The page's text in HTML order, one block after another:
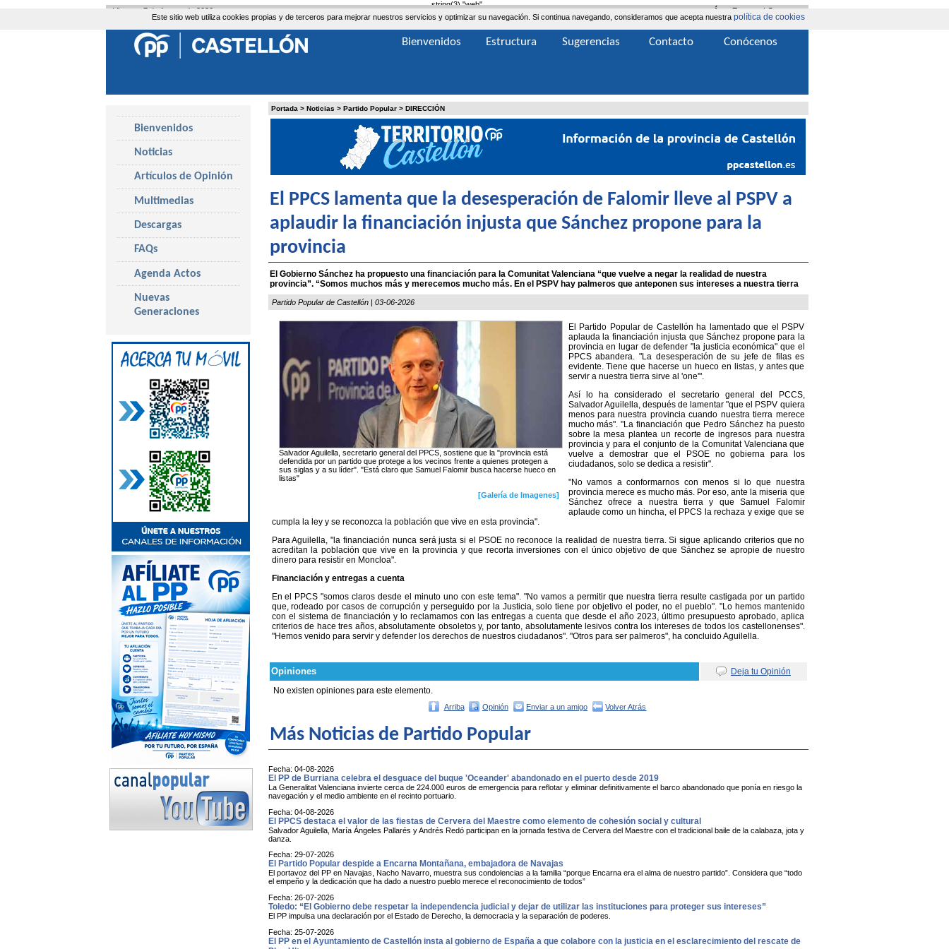
string(3) "web"
Este sitio web utiliza cookies propias y de terceros para mejorar nuestros servicios y optimizar su navegación. Si continua navegando, consideramos que acepta nuestra política de cookies
Portada > Noticias > Partido Popular> DIRECCIÓN
El PPCS lamenta que la desesperación de Falomir lleve al PSPV a
aplaudir la financiación injusta que Sánchez propone para la
provincia
El Gobierno Sánchez ha propuesto una financiación para la Comunitat Valenciana “que vuelve a negar la realidad de nuestra
provincia”. “Somos muchos más y merecemos mucho más. En el PSPV hay palmeros que anteponen sus intereses a nuestra tierra
Partido Popular de Castellón | 03-06-2026
Salvador Aguilella, secretario general del PPCS, sostiene que la "provincia está
defendida por un partido que protege a los vecinos frente a quienes protegen a
sus siglas y a su líder". "Está claro que Samuel Falomir busca hacerse hueco en
listas"
[Galería de Imagenes]
El Partido Popular de Castellón ha lamentado que el PSPV
aplauda la financiación injusta que Sánchez propone para la
provincia en lugar de defender "la justicia económica" que el
PPCS abandera. "La desesperación de su jefe de filas es
evidente. Tiene que hacerse un hueco en listas, y antes que
servir a nuestra tierra sirve al 'one'".
Así lo ha considerado el secretario general del PCCS,
Salvador Aguilella, después de lamentar "que el PSPV quiera
menos para nuestra provincia cuando nuestra tierra merece
mucho más". "La financiación que Pedro Sánchez ha puesto
sobre la mesa plantea un recorte de ingresos para nuestra
provincia y para el conjunto de la Comunitat Valenciana que
vuelve a demostrar que el PSOE no gobierna para los
ciudadanos, solo se dedica a resistir".
"No vamos a conformarnos con menos si lo que nuestra
provincia merece es mucho más. Por eso, ante la miseria que
Sánchez ofrece a nuestra tierra y que Samuel Falomir
aplaude como un hincha, el PPCS la rechaza y exige que se
cumpla la ley y se reconozca la población que vive en esta provincia".
Para Aguilella, "la financiación nunca será justa si el PSOE no reconoce la realidad de nuestra tierra. Si sigue aplicando criterios que no
acreditan la población que vive en la provincia y que recorta inversiones con el único objetivo de que Sánchez se apropie de nuestro
dinero para resistir en Moncloa".
Financiación y entregas a cuenta
En el PPCS "somos claros desde el minuto uno con este tema". "No vamos a permitir que nuestra tierra resulte castigada por un partido
que, rodeado por casos de corrupción y perseguido por la Justicia, solo tiene por objetivo el poder, no el pueblo". "Lo hemos mantenido
con el sistema de financiación y lo reclamamos con las entregas a cuenta que desde el año 2023, último presupuesto aprobado, aplica
criterios de hace tres años, absolutamente obsoletos y, por tanto, absolutamente lesivos contra los intereses de todos los castellonenses".
"Hemos venido para servir y defender los derechos de nuestros ciudadanos". "Otros para ser palmeros", ha concluido Aguilella.
Opiniones
Deja tu Opinión
No existen opiniones para este elemento.
Arriba Opinión Enviar a un amigo Volver Atrás
Más Noticias de Partido Popular
Fecha: 04-08-2026
El PP de Burriana celebra el desguace del buque 'Oceander' abandonado en el puerto desde 2019
La Generalitat Valenciana invierte cerca de 224.000 euros de emergencia para reflotar y eliminar definitivamente el barco abandonado que ponía en riesgo la
navegación y el medio ambiente en el recinto portuario.
Fecha: 04-08-2026
El PPCS destaca el valor de las fiestas de Cervera del Maestre como elemento de cohesión social y cultural
Salvador Aguilella, María Ángeles Pallarés y Andrés Redó participan en la jornada festiva de Cervera del Maestre con el tradicional baile de la calabaza, jota y
danza.
Fecha: 29-07-2026
El Partido Popular despide a Encarna Montañana, embajadora de Navajas
El portavoz del PP en Navajas, Nacho Navarro, muestra sus condolencias a la familia “porque Encarna era el alma de nuestro partido”. Considera que “todo
el empeño y la dedicación que ha dado a nuestro pueblo merece el reconocimiento de todos”
Fecha: 26-07-2026
Toledo: “El Gobierno debe respetar la independencia judicial y dejar de utilizar las instituciones para proteger sus intereses”
El PP impulsa una declaración por el Estado de Derecho, la democracia y la separación de poderes.
Fecha: 25-07-2026
El PP en el Ayuntamiento de Castellón insta al gobierno de España a que colabore con la justicia en el esclarecimiento del rescate de
Bienvenidos
Noticias
Artículos de Opinión
Multimedias
Descargas
FAQs
Agenda Actos
Nuevas
Generaciones
Viernes, 7 de Agosto de 2026 |Contacta
Área Extranet
Bienvenidos Estructura Sugerencias Contacto Conócenos